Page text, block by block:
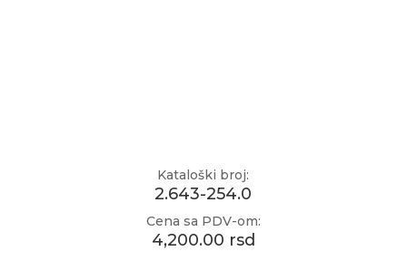
Kataloški broj:
2.643-254.0
Cena sa PDV-om:
4,200.00 rsd